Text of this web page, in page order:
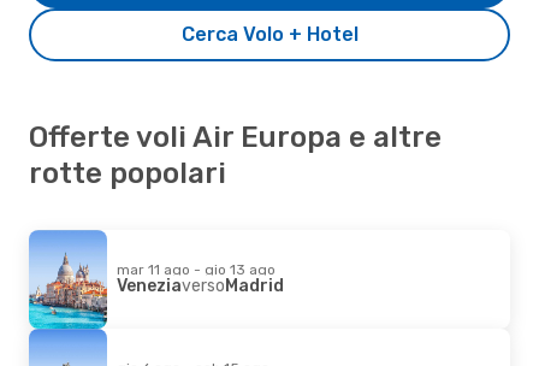
Cerca Volo + Hotel
Offerte voli Air Europa e altre
rotte popolari
mar 11 ago - gio 13 ago
VeneziaversoMadrid